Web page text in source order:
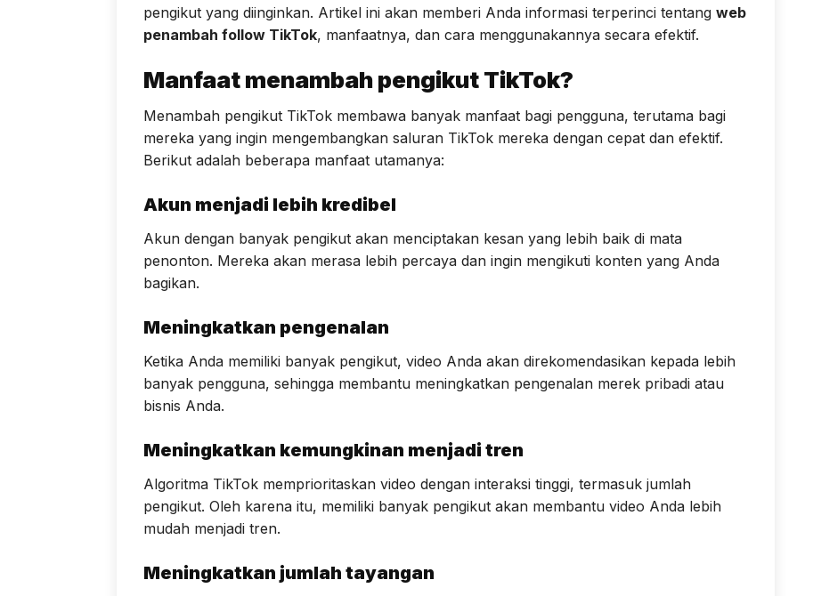
pengikut yang diinginkan. Artikel ini akan memberi Anda informasi terperinci tentangweb
penambah follow TikTok, manfaatnya, dan cara menggunakannya secara efektif.
Manfaat menambah pengikut TikTok?
Menambah pengikut TikTok membawa banyak manfaat bagi pengguna, terutama bagi
mereka yang ingin mengembangkan saluran TikTok mereka dengan cepat dan efektif.
Berikut adalah beberapa manfaat utamanya:
Akun menjadi lebih kredibel
Akun dengan banyak pengikut akan menciptakan kesan yang lebih baik di mata
penonton. Mereka akan merasa lebih percaya dan ingin mengikuti konten yang Anda
bagikan.
Meningkatkan pengenalan
Ketika Anda memiliki banyak pengikut, video Anda akan direkomendasikan kepada lebih
banyak pengguna, sehingga membantu meningkatkan pengenalan merek pribadi atau
bisnis Anda.
Meningkatkan kemungkinan menjadi tren
Algoritma TikTok memprioritaskan video dengan interaksi tinggi, termasuk jumlah
pengikut. Oleh karena itu, memiliki banyak pengikut akan membantu video Anda lebih
mudah menjadi tren.
Meningkatkan jumlah tayangan